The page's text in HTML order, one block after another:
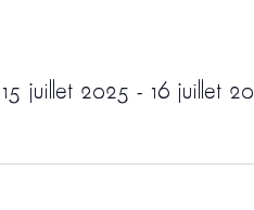
15 juillet 2025 - 16 juillet
une